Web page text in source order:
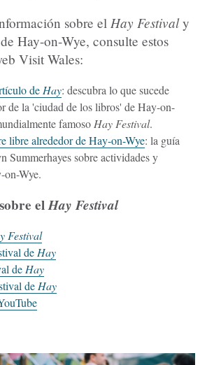
sobre el Hay Festivaly
Hay-on-Wye, consulte estos
Visit Wales:
de Hay: descubra lo que sucede
de la 'ciudad de los libros' de Hay-on-
famoso Hay Festival.
libre alrededor de Hay-on-Wye: la guía
Summerhayes sobre actividades y
on-Wye.
elHay Festival
Festival
de Hay
de Hay
de Hay